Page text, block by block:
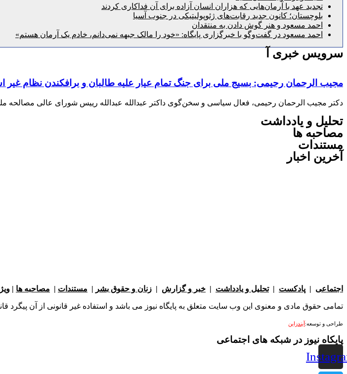
تجدید عهد با آرمان‌هایی که هزاران انسان آزاده برای آن فداکاری کردند
بلوچستان؛ کانون جدید رقابت‌های ژئوپولیتیکی در جنوب آسیا
احمد مسعود و هنر گوش دادن به منتقدان
احمد مسعود در گفت‌وگو با خبرگزاری پایگاه: «خود را مالک جبهه نمی‌دانم، خادم یک آرمان هستم»
سرویس خبری آ
مجیب الرحمان رحیمی: بسیج ملی برای جنگ تمام عیار علیه طالبان و برافکندن نظام غیر
دکتر مجیب الرحمان رحیمی، فعال سیاسی و سخن‌گوی داکتر عبدالله عبدالله رییس شورای عالی مصالحه
تحلیل و یادداشت
مصاحبه ها
مستندات
آخرین اخبار
اجتماعی | پادکست |تحلیل و یادداشت | خبر و گزارش | زنان و حقوق بشر | مستندات | مصاحبه ها |
تمامی حقوق مادی و معنوی این وب سایت متعلق به پایگاه نیوز می باشد و استفاده غیر قانونی از آن پیگرد
طراحی و توسعه: آیندزاین
پایکاه نیوز در شبکه های اجتماعی